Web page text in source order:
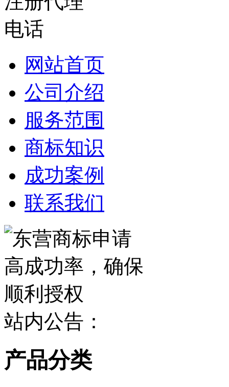
网站首页
公司介绍
服务范围
商标知识
成功案例
联系我们
站内公告：
产品分类